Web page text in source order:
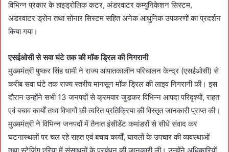
विभिन्न प्रकार के हाइड्रोलिक कटर, अंडरवाटर कम्युनिकेशन सिस्टम,
अंडरवाटर ड्रोन तथा सोनार सिस्टम सहित अनेक आधुनिक उपकरणों का प्रदर्शन
किया गया।
एसईओसी से सवा घंटे तक की मॉक ड्रिल की निगरानी
मुख्यमंत्री पुष्कर सिंह धामी ने राज्य आपातकालीन परिचालन केन्द्र (एसईओसी) से
करीब सवा घंटे तक राज्य स्तरीय मानसून मॉक ड्रिल की लाइव निगरानी की। इस
दौरान उन्होंने सभी 13 जनपदों से क्रमवार जुड़कर विभिन्न आपदा परिदृश्यों, राहत
एवं बचाव कार्यों तथा विभागों की त्वरित प्रतिक्रिया की विस्तृत जानकारी प्राप्त की।
मुख्यमंत्री ने विभिन्न जनपदों में तैनात इंसीडेंट कमांडरों से सीधे संवाद कर
घटनास्थलों पर चल रहे राहत एवं बचाव कार्यों, घायलों के उपचार की व्यवस्थाओं